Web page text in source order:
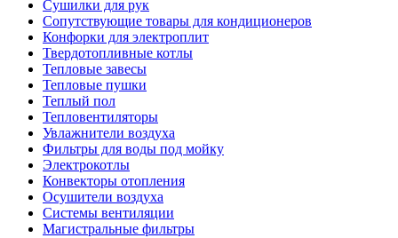
Сушилки для рук
Сопутствующие товары для кондиционеров
Конфорки для электроплит
Твердотопливные котлы
Тепловые завесы
Тепловые пушки
Теплый пол
Тепловентиляторы
Увлажнители воздуха
Фильтры для воды под мойку
Электрокотлы
Конвекторы отопления
Осушители воздуха
Системы вентиляции
Магистральные фильтры